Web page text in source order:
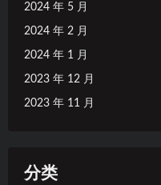
2024 年 5 月
2024 年 2 月
2024 年 1 月
2023 年 12 月
2023 年 11 月
分类